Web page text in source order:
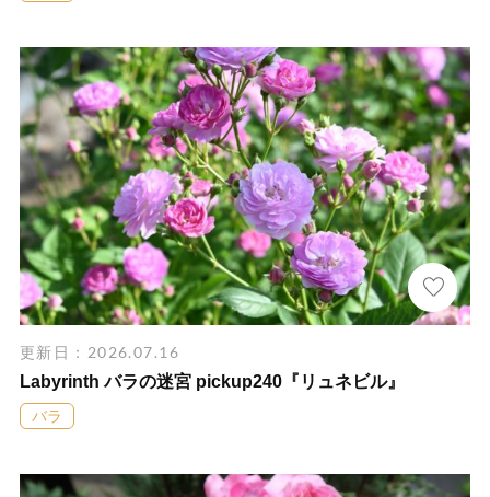
更新日：2026.07.16
Labyrinth バラの迷宮 pickup240『リュネビル』
バラ